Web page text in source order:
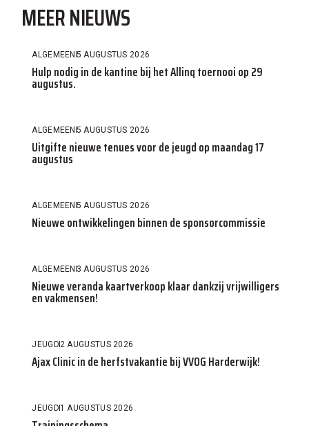
MEER NIEUWS
ALGEMEEN5 AUGUSTUS 2026
Hulp nodig in de kantine bij het Allinq toernooi op 29
augustus.
ALGEMEEN5 AUGUSTUS 2026
Uitgifte nieuwe tenues voor de jeugd op maandag 17
augustus
ALGEMEEN5 AUGUSTUS 2026
Nieuwe ontwikkelingen binnen de sponsorcommissie
ALGEMEEN3 AUGUSTUS 2026
Nieuwe veranda kaartverkoop klaar dankzij vrijwilligers
en vakmensen!
JEUGD2 AUGUSTUS 2026
Ajax Clinic in de herfstvakantie bij VVOG Harderwijk!
JEUGD1 AUGUSTUS 2026